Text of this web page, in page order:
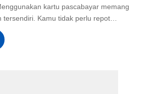
kartu pascabayar memang
tersendiri. Kamu tidak perlu repot…